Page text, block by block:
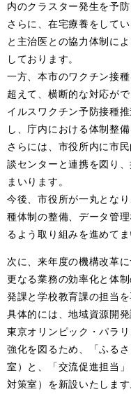
内のクラスター発生を予
さらに、在宅療養をして
と主治医との協力体制に
しております。
一方、本市のワクチン接
超えて、横断的な対応が
イルスワクチン予防接種
し、庁内における体制整備
さらには、市役所内に市
談センターと連携を図り
まいります。
今後、市役所が一丸とな
種体制の整備、データ管
るよう取り組みを進めてま
次に、来年度の機構改革に
更なる業務の効率化と体
発課と学校教育課の担当
具体的には、地域資源開
東京オリンピック・パラ
強化を図るため、「ふる
室）と、「交流促進担当
対策室）を新設いたします